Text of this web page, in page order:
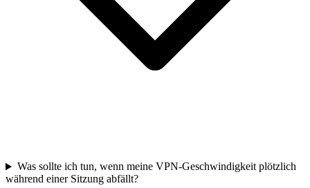
Was sollte ich tun, wenn meine VPN-Geschwindigkeit plötzlich
während einer Sitzung abfällt?